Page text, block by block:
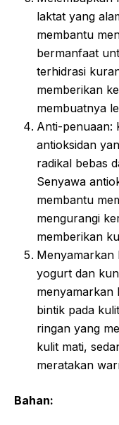
laktat yang
membantu
bermanfaat
terhidrasi
memberikan
membuatnya
Anti-penuaan:
antioksidan
radikal bebas
Senyawa
membantu
mengurangi
memberikan
Menyamarkan
yogurt dan
menyamarkan
bintik pada
ringan yang
kulit mati,
meratakan
Bahan: